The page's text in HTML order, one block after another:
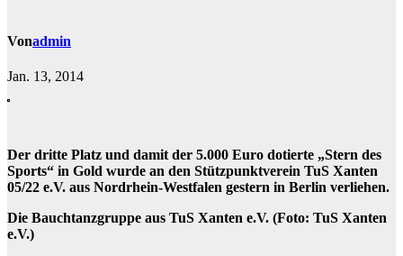
Vonadmin
Jan. 13, 2014
Der dritte Platz und damit der 5.000 Euro dotierte „Stern des
Sports“ in Gold wurde an den Stützpunktverein TuS Xanten
05/22 e.V. aus Nordrhein-Westfalen gestern in Berlin verliehen.
Die Bauchtanzgruppe aus TuS Xanten e.V. (Foto: TuS Xanten
e.V.)